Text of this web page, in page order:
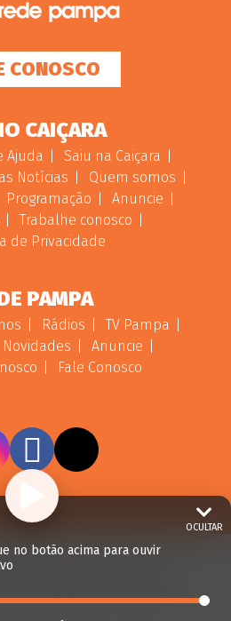
CONOSCO
CAIÇARA
Ajuda
Saiu na Caiçara
Notícias
Quem somos
Programação
Anuncie
Trabalhe conosco
de Privacidade
PAMPA
Rádios
TV Pampa
Novidades
Anuncie
Fale Conosco
- Rádio Caiçara -
OCULTAR
no botão acima para ouvir